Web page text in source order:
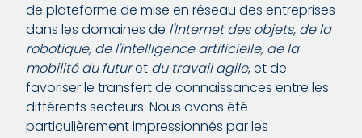
de plateforme de mise en réseau des entreprises
dans les domaines de l'Internet des objets, de la
robotique, de l'intelligence artificielle, de la
mobilité du futuret du travail agile, et de
favoriser le transfert de connaissances entre les
différents secteurs. Nous avons été
particulièrement impressionnés par les